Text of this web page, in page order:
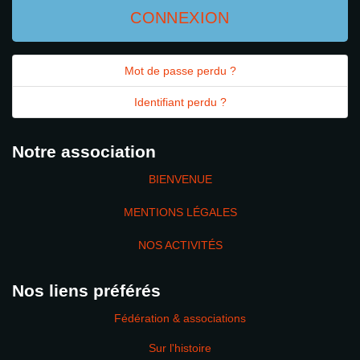
CONNEXION
Mot de passe perdu ?
Identifiant perdu ?
Notre association
BIENVENUE
MENTIONS LÉGALES
NOS ACTIVITÉS
Nos liens préférés
Fédération & associations
Sur l'histoire